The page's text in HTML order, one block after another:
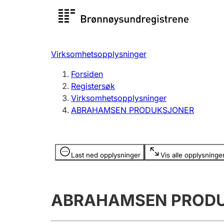
Registersøk
Registrere, endre, slette
Virksomhetsopplysninger
Forsiden
Registersøk
Virksomhetsopplysninger
ABRAHAMSEN PRODUKSJONER
Last ned opplysninger Vis alle
Opplysninger er skjult
ABRAHAMSEN